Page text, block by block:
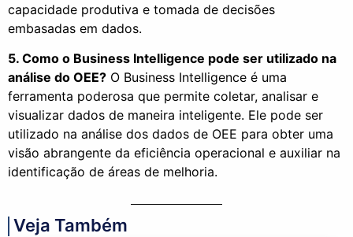
capacidade produtiva e tomada de decisões
embasadas em dados.
5. Como o Business Intelligence pode ser utilizado na
análise do OEE? O Business Intelligence é uma
ferramenta poderosa que permite coletar, analisar e
visualizar dados de maneira inteligente. Ele pode ser
utilizado na análise dos dados de OEE para obter uma
visão abrangente da eficiência operacional e auxiliar na
identificação de áreas de melhoria.
Veja Também